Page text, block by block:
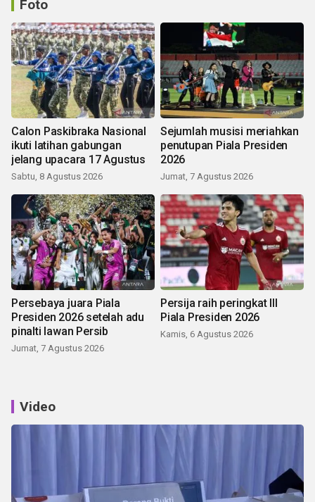
Foto
Calon Paskibraka Nasional
ikuti latihan gabungan
jelang upacara 17 Agustus
Sabtu, 8 Agustus 2026
Sejumlah musisi meriahkan
penutupan Piala Presiden
2026
Jumat, 7 Agustus 2026
Persebaya juara Piala
Presiden 2026 setelah adu
pinalti lawan Persib
Jumat, 7 Agustus 2026
Persija raih peringkat III
Piala Presiden 2026
Kamis, 6 Agustus 2026
Video